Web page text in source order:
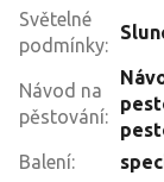
Světelné
podmínky:
Návod na
pěstování:
Balení: